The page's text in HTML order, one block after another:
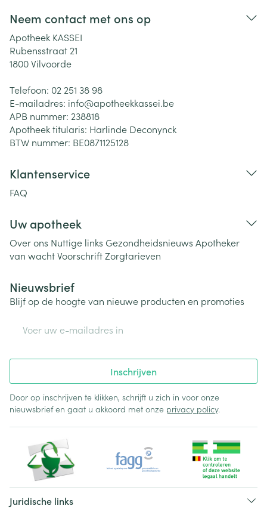
Neem contact met ons op
Apotheek KASSEI
Rubensstraat 21
1800Vilvoorde
Telefoon: 02 251 38 98
E-mailadres: info@apotheekkassei.be
APB nummer: 238818
Apotheek titularis: Harlinde Deconynck
BTW nummer: BE0871125128
Klantenservice
FAQ
Uw apotheek
Over ons Nuttige links Gezondheidsnieuws Apotheker
van wachtVoorschriftZorgtarieven
Nieuwsbrief
Blijf op de hoogte van nieuwe producten en promoties
Inschrijven
Door op inschrijven te klikken, schrijft u zich in voor onze
nieuwsbrief en gaat u akkoord met onze privacy policy.
Juridische links